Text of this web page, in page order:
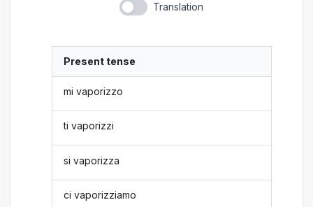
Translation
Present tense
mi vaporizzo
ti vaporizzi
si vaporizza
ci vaporizziamo